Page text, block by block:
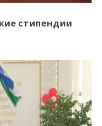
стипендии